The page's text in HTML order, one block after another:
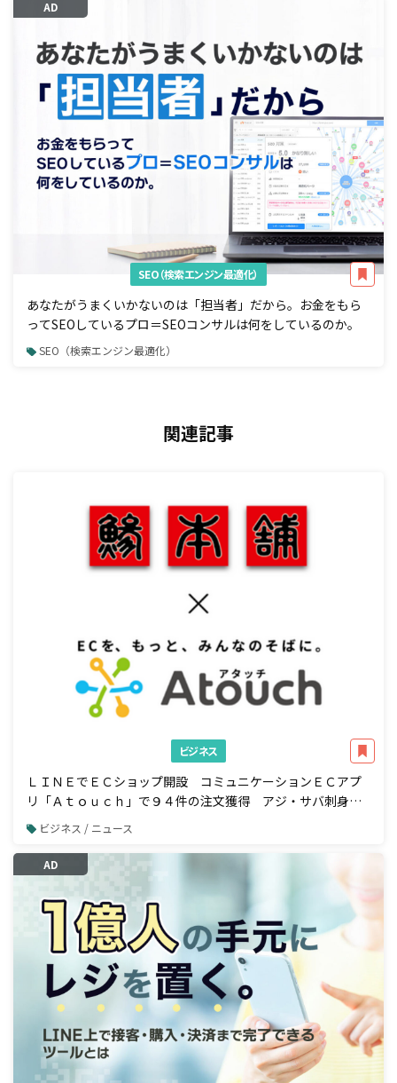
AD
SEO（検索エンジン最適化）
あなたがうまくいかないのは「担当者」だから。お金をもら
ってSEOしているプロ＝SEOコンサルは何をしているのか。
SEO（検索エンジン最適化）
関連記事
ビジネス
ＬＩＮＥでＥＣショップ開設 コミュニケーションＥＣアプ
リ「Ａｔｏｕｃｈ」で９４件の注文獲得 アジ・サバ刺身の
業務用加工品国内トップシェア 株式会社ジャパンシーフーズ
様の事例公開
ビジネス / ニュース
AD